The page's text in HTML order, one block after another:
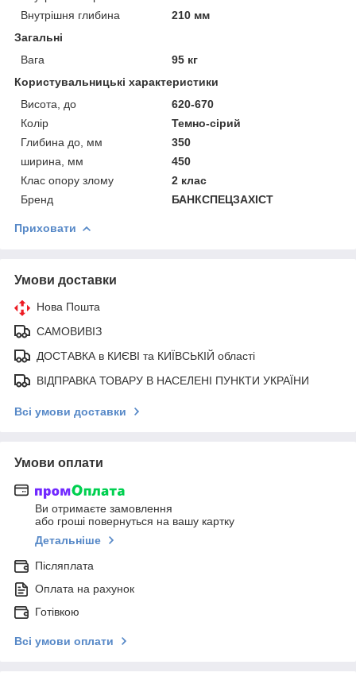
Внутрішня глибина
210 мм
Загальні
Вага
95 кг
Користувальницькі характеристики
Висота, до
620-670
Колір
Темно-сірий
Глибина до, мм
350
ширина, мм
450
Клас опору злому
2 клас
Бренд
БАНКСПЕЦЗАХІСТ
Приховати
Умови доставки
Нова Пошта
САМОВИВІЗ
ДОСТАВКА в КИЄВІ та КИЇВСЬКІЙ області
ВІДПРАВКА ТОВАРУ В НАСЕЛЕНІ ПУНКТИ УКРАЇНИ
Всі умови доставки
Умови оплати
Ви отримаєте замовлення
або гроші повернуться на вашу картку
Детальніше
Післяплата
Оплата на рахунок
Готівкою
Всі умови оплати